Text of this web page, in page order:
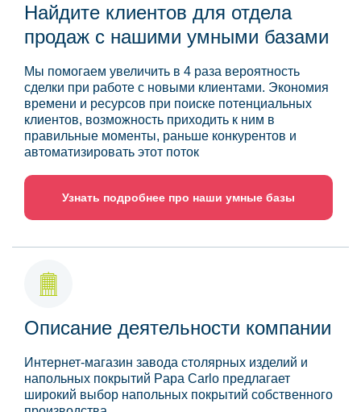
Найдите клиентов для отдела
продаж с нашими умными базами
Мы помогаем увеличить в 4 раза вероятность
сделки при работе с новыми клиентами. Экономия
времени и ресурсов при поиске потенциальных
клиентов, возможность приходить к ним в
правильные моменты, раньше конкурентов и
автоматизировать этот поток
Узнать подробнее про наши умные базы
Описание деятельности компании
Интернет-магазин завода столярных изделий и
напольных покрытий Papa Carlo предлагает
широкий выбор напольных покрытий собственного